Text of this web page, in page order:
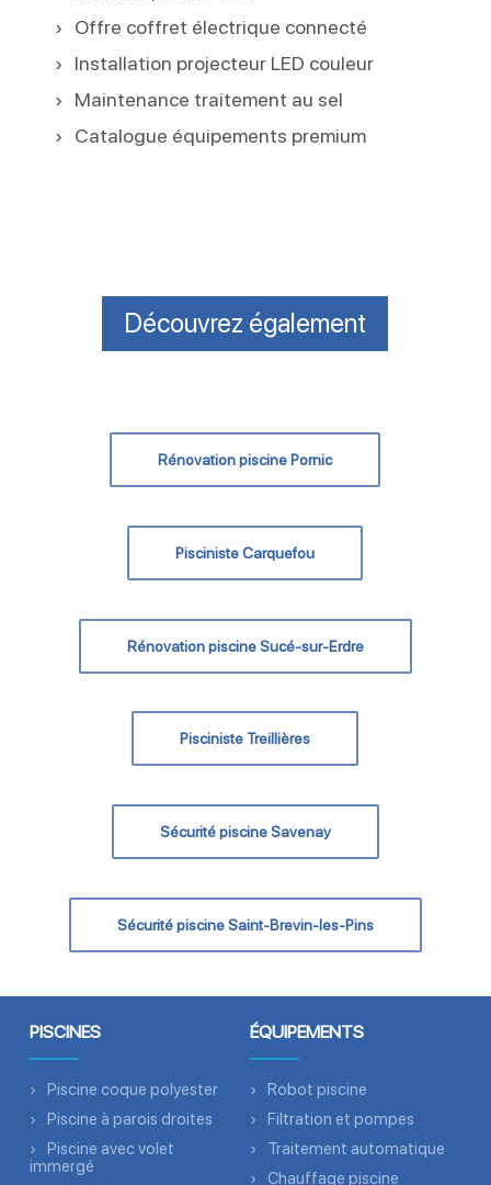
Offre coffret électrique connecté
Installation projecteur LED couleur
Maintenance traitement au sel
Catalogue équipements premium
Découvrez également
Rénovation piscine Pornic
Pisciniste Carquefou
Rénovation piscine Sucé-sur-Erdre
Pisciniste Treillières
Sécurité piscine Savenay
Sécurité piscine Saint-Brevin-les-Pins
PISCINES
Piscine coque polyester
Piscine à parois droites
Piscine avec volet
immergé
ÉQUIPEMENTS
Robot piscine
Filtration et pompes
Traitement automatique
Chauffage piscine